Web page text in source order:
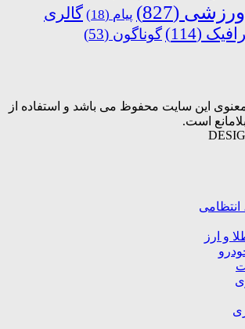
ورزشی (827) پیام (18)
گالری
(114) گوناگون (53)
این سایت محفوظ می باشد و استفاده از
است.
انتظامی
و ارز